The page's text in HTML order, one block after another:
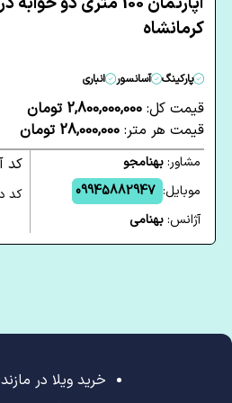
کرمانشاه
پارکینگ آسانسور انباری
قیمت کل: 2,800,000,000 تومان
قیمت هر متر: 28,000,000 تومان
مشاور:بهنامجو
موبایل: 09945882947
آژانس:بهنامی
کد
کد
خرید ویلا در